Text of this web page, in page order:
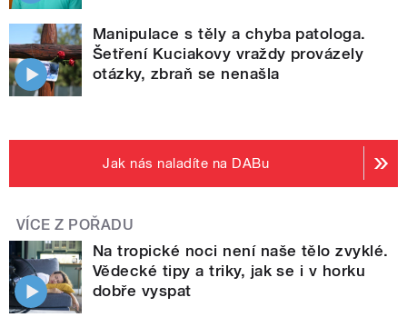
Manipulace s těly a chyba patologa.
Šetření Kuciakovy vraždy provázely
otázky, zbraň se nenašla
Jak nás naladíte na DABu
VÍCE Z POŘADU
Na tropické noci není naše tělo zvyklé.
Vědecké tipy a triky, jak se i v horku
dobře vyspat